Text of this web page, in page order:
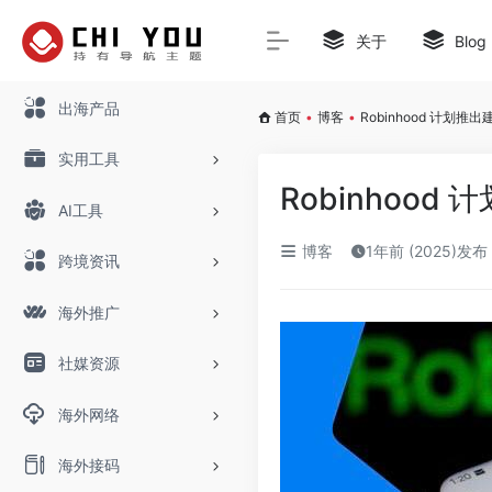
出海产品
实用工具
AI工具
跨境资讯
海外推广
社媒资源
海外网络
海外接码
关于 Blog
首页 • 博客 • Robinhood 计划推出
Robinhood 计
博客 1年前 (2025)发布